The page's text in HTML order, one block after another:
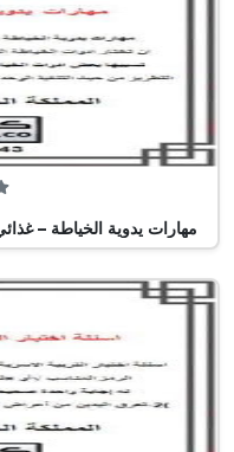
مهارات يدوية الخياطة –